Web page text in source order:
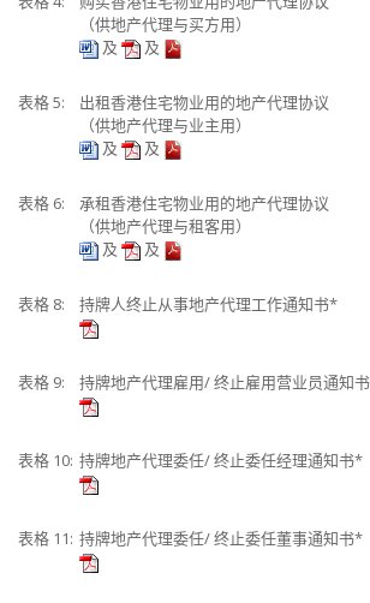
（供地产代理与买方用）
及
及
表格 5:
出租香港住宅物业用的地产代理协议
（供地产代理与业主用）
及
及
表格 6:
承租香港住宅物业用的地产代理协议
（供地产代理与租客用）
及
及
表格 8: 持牌人终止从事地产代理工作通知书*
表格 9: 持牌地产代理雇用/ 终止雇用营业员通知
表格 10: 持牌地产代理委任/ 终止委任经理通知书*
表格 11: 持牌地产代理委任/ 终止委任董事通知书*